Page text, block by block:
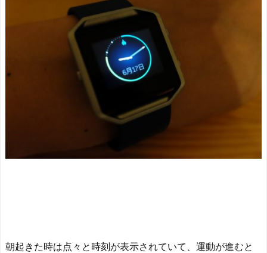
朝起きた時は点々と時刻が表示されていて、運動が進むと